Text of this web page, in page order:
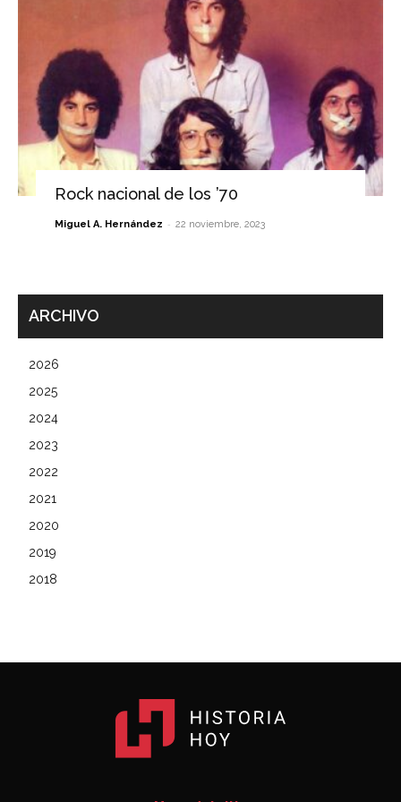
Rock nacional de los ’70
Miguel A. Hernández - 22 noviembre, 2023
ARCHIVO
2026
2025
2024
2023
2022
2021
2020
2019
2018